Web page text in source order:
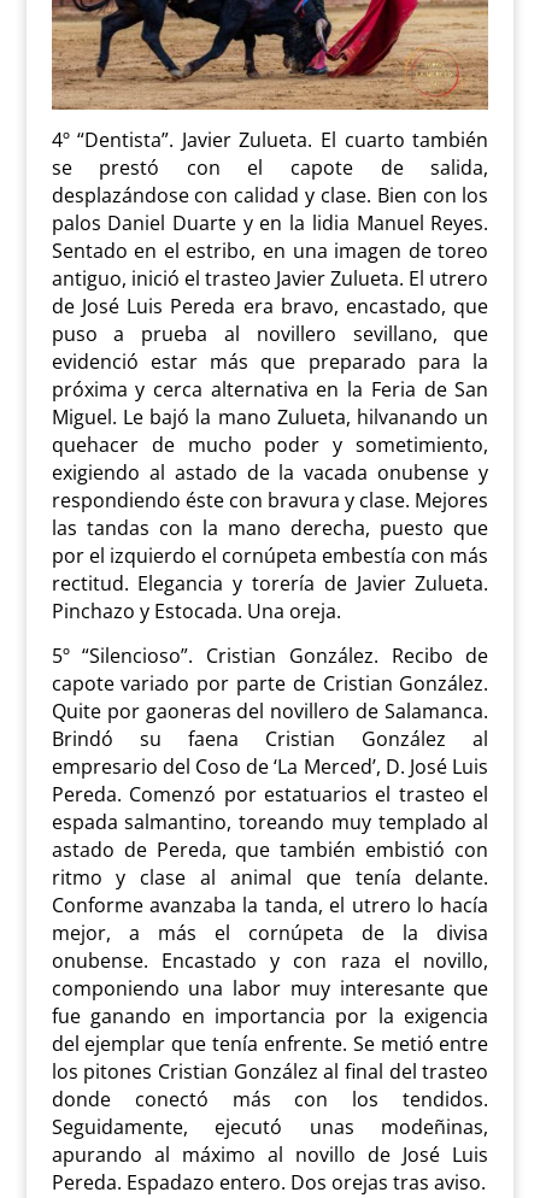
4º “Dentista”. Javier Zulueta. El cuarto también
se prestó con el capote de salida,
desplazándose con calidad y clase. Bien con los
palos Daniel Duarte y en la lidia Manuel Reyes.
Sentado en el estribo, en una imagen de toreo
antiguo, inició el trasteo Javier Zulueta. El utrero
de José Luis Pereda era bravo, encastado, que
puso a prueba al novillero sevillano, que
evidenció estar más que preparado para la
próxima y cerca alternativa en la Feria de San
Miguel. Le bajó la mano Zulueta, hilvanando un
quehacer de mucho poder y sometimiento,
exigiendo al astado de la vacada onubense y
respondiendo éste con bravura y clase. Mejores
las tandas con la mano derecha, puesto que
por el izquierdo el cornúpeta embestía con más
rectitud. Elegancia y torería de Javier Zulueta.
Pinchazo y Estocada. Una oreja.
5º “Silencioso”. Cristian González. Recibo de
capote variado por parte de Cristian González.
Quite por gaoneras del novillero de Salamanca.
Brindó su faena Cristian González al
empresario del Coso de ‘La Merced’, D. José Luis
Pereda. Comenzó por estatuarios el trasteo el
espada salmantino, toreando muy templado al
astado de Pereda, que también embistió con
ritmo y clase al animal que tenía delante.
Conforme avanzaba la tanda, el utrero lo hacía
mejor, a más el cornúpeta de la divisa
onubense. Encastado y con raza el novillo,
componiendo una labor muy interesante que
fue ganando en importancia por la exigencia
del ejemplar que tenía enfrente. Se metió entre
los pitones Cristian González al final del trasteo
donde conectó más con los tendidos.
Seguidamente, ejecutó unas modeñinas,
apurando al máximo al novillo de José Luis
Pereda. Espadazo entero. Dos orejas tras aviso.